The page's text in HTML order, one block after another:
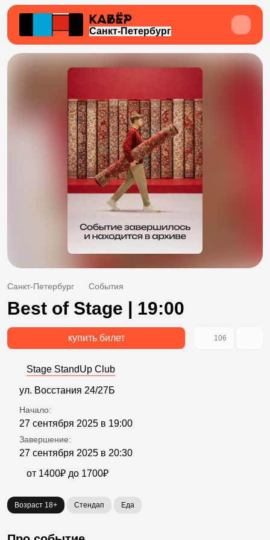
Санкт-Петербург
Санкт-Петербург События
Best of Stage | 19:00
купить билет 106
Stage StandUp Club
ул. Восстания 24/27Б
Начало:
27 сентября 2025 в 19:00
Завершение:
27 сентября 2025 в 20:30
от 1400₽ до 1700₽
Возраст 18+ Стендап Еда